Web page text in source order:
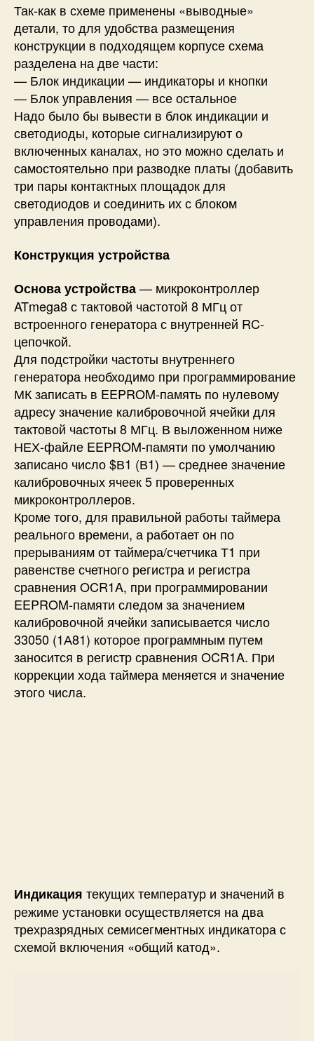
Так-как в схеме применены «выводные»
детали, то для удобства размещения
конструкции в подходящем корпусе схема
разделена на две части:
— Блок индикации — индикаторы и кнопки
— Блок управления — все остальное
Надо было бы вывести в блок индикации и
светодиоды, которые сигнализируют о
включенных каналах, но это можно сделать и
самостоятельно при разводке платы (добавить
три пары контактных площадок для
светодиодов и соединить их с блоком
управления проводами).
Конструкция устройства
Основа устройства— микроконтроллер
ATmega8 с тактовой частотой 8 МГц от
встроенного генератора с внутренней RC-
цепочкой.
Для подстройки частоты внутреннего
генератора необходимо при программирование
МК записать в EEPROM-память по нулевому
адресу значение калибровочной ячейки для
тактовой частоты 8 МГц. В выложенном ниже
НЕХ-файле EEPROM-памяти по умолчанию
записано число $В1 (В1) — среднее значение
калибровочных ячеек 5 проверенных
микроконтроллеров.
Кроме того, для правильной работы таймера
реального времени, а работает он по
прерываниям от таймера/счетчика Т1 при
равенстве счетного регистра и регистра
сравнения OCR1A, при программировании
EEPROM-памяти следом за значением
калибровочной ячейки записывается число
33050 (1А81) которое программным путем
заносится в регистр сравнения OCR1A. При
коррекции хода таймера меняется и значение
этого числа.
Индикация текущих температур и значений в
режиме установки осуществляется на два
трехразрядных семисегментных индикатора с
схемой включения «общий катод».